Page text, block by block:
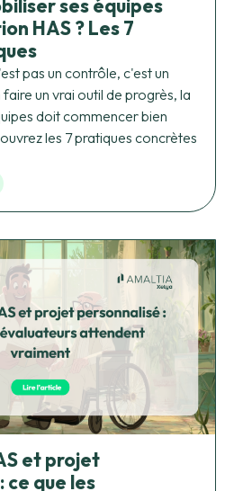
pas un contrôle, c'est un
un vrai outil de progrès, la
doit commencer bien
les 7 pratiques concrètes
et projet
que les
vraiment